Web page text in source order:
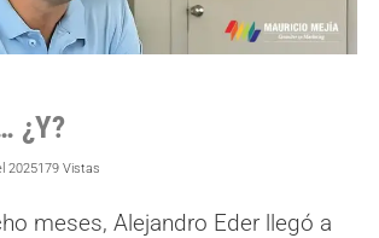
¿Y?
2025179 Vistas
meses, Alejandro Eder llegó a